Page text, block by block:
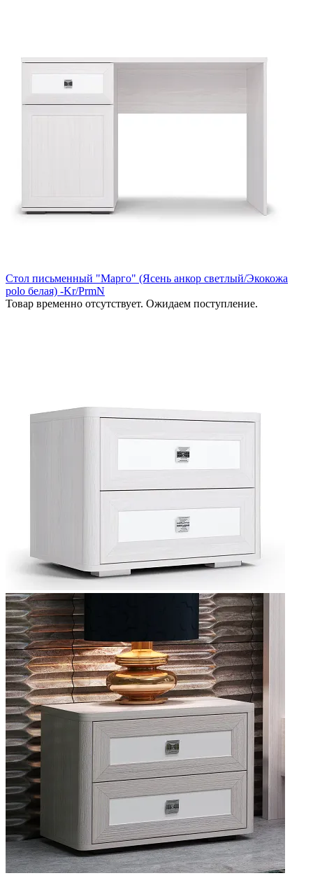
Стол письменный "Марго" (Ясень анкор светлый/Экокожа
polo белая) -Kr/PrmN
Товар временно отсутствует. Ожидаем поступление.